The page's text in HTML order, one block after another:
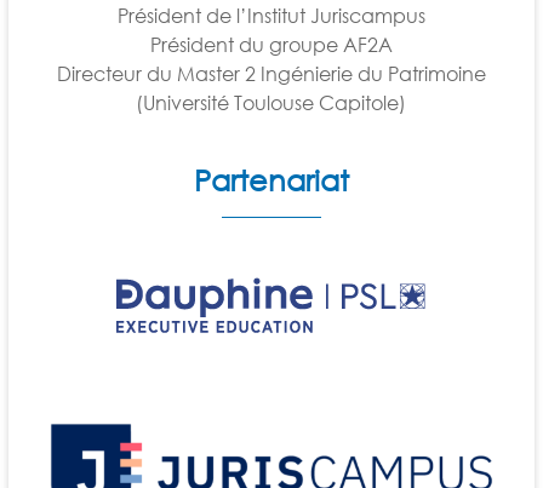
Président de l’Institut Juriscampus
Président du groupe AF2A
Directeur du Master 2 Ingénierie du Patrimoine
(Université Toulouse Capitole)
Partenariat